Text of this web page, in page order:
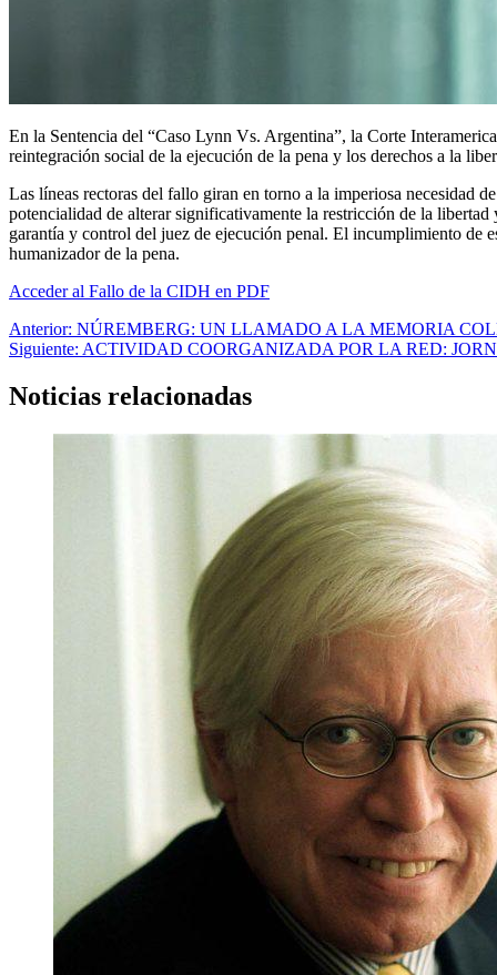
En la Sentencia del “Caso Lynn Vs. Argentina”, la Corte
reintegración social de la ejecución de la pena y los derechos a la
Las líneas rectoras del fallo giran en torno a la imperiosa necesidad
potencialidad de alterar significativamente la restricción de la
garantía y control del juez de ejecución penal. El incumplimiento de
humanizador de la pena.
Acceder al Fallo de la CIDH en PDF
Navegación
de
entradas
Anterior: NÚREMBERG: UN LLAMADO A LA MEMORIA
Siguiente: ACTIVIDAD COORGANIZADA POR LA RED:
Noticias relacionadas